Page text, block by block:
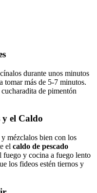
durante unos minutos
tomar más de 5-7 minutos.
de pimentón
el Caldo
y mézclalos bien con los
el caldo de pescado
fuego y cocina a fuego lento
los fideos estén tiernos y